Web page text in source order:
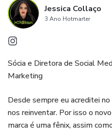
Jessica Collaço
3 Ano Hotmarter
Sócia e Diretora de Social
Marketing
Desde sempre eu acreditei
nos reinventar. Por isso o
marca é uma fênix, assim